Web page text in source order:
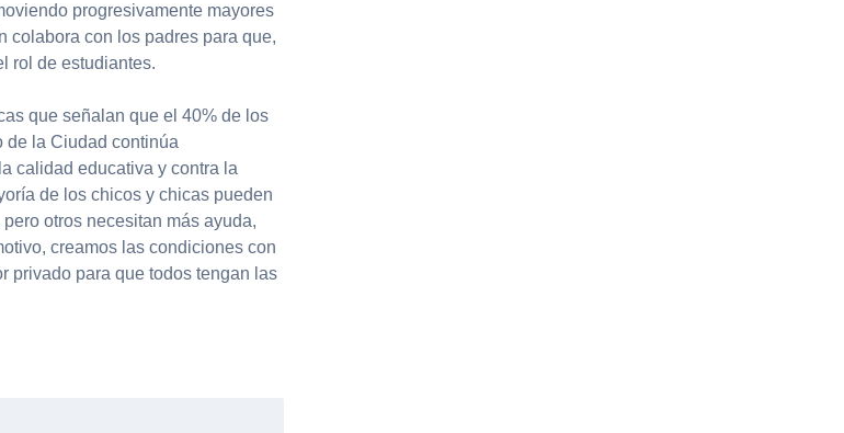
progresivamente mayores
colabora con los padres para que,
rol de estudiantes.
que señalan que el 40% de los
de la Ciudad continúa
calidad educativa y contra la
de los chicos y chicas pueden
otros necesitan más ayuda,
creamos las condiciones con
privado para que todos tengan las